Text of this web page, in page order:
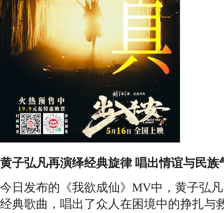
黄子弘凡再演绎经典旋律 唱出情谊与民族
今日发布的《我欲成仙》MV中，黄子弘
经典歌曲，唱出了众人在困境中的挣扎与